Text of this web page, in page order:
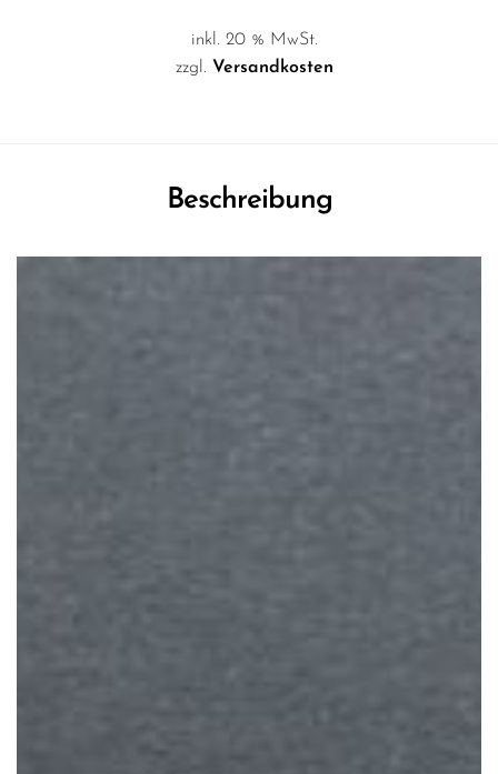
inkl. 20 % MwSt.
zzgl. Versandkosten
Beschreibung